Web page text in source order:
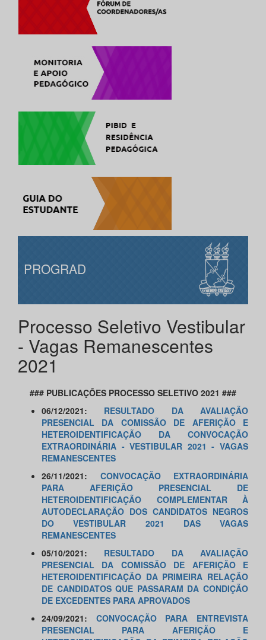
PROGRAD
Processo Seletivo Vestibular
- Vagas Remanescentes
2021
### PUBLICAÇÕES PROCESSO SELETIVO 2021 ###
06/12/2021: RESULTADO DA AVALIAÇÃO
PRESENCIAL DA COMISSÃO DE AFERIÇÃO E
HETEROIDENTIFICAÇÃO DA CONVOCAÇÃO
EXTRAORDINÁRIA - VESTIBULAR 2021 - VAGAS
REMANESCENTES
26/11/2021: CONVOCAÇÃO EXTRAORDINÁRIA
PARA AFERIÇÃO PRESENCIAL DE
HETEROIDENTIFICAÇÃO COMPLEMENTAR À
AUTODECLARAÇÃO DOS CANDIDATOS NEGROS
DO VESTIBULAR 2021 DAS VAGAS
REMANESCENTES
05/10/2021: RESULTADO DA AVALIAÇÃO
PRESENCIAL DA COMISSÃO DE AFERIÇÃO E
HETEROIDENTIFICAÇÃO DA PRIMEIRA RELAÇÃO
DE CANDIDATOS QUE PASSARAM DA CONDIÇÃO
DE EXCEDENTES PARA APROVADOS
24/09/2021: CONVOCAÇÃO PARA ENTREVISTA
PRESENCIAL PARA AFERIÇÃO E